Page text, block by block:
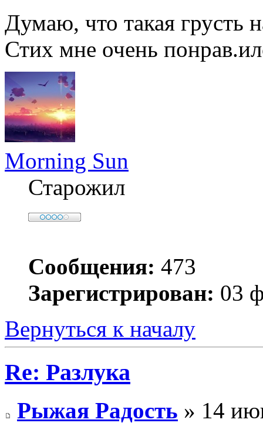
Думаю, что такая грусть
Стих мне очень
Morning Sun
Старожил
Сообщения: 473
Зарегистрирован: 03
Вернуться к началу
Re: Разлука
Рыжая Радость » 14